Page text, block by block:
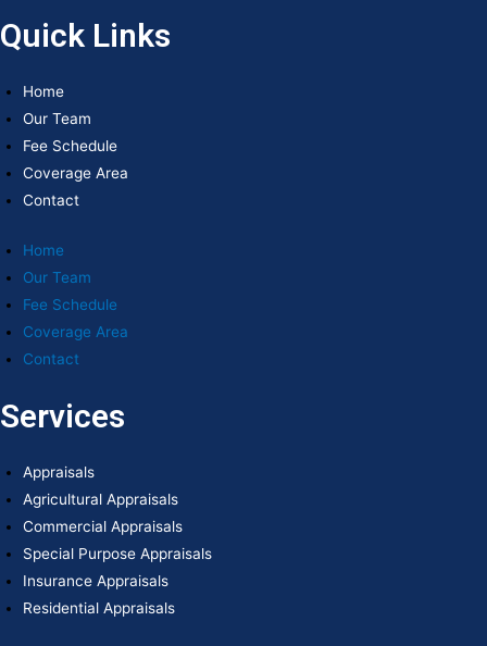
Quick Links
Home
Our Team
Fee Schedule
Coverage Area
Contact
Home
Our Team
Fee Schedule
Coverage Area
Contact
Services
Appraisals
Agricultural Appraisals
Commercial Appraisals
Special Purpose Appraisals
Insurance Appraisals
Residential Appraisals